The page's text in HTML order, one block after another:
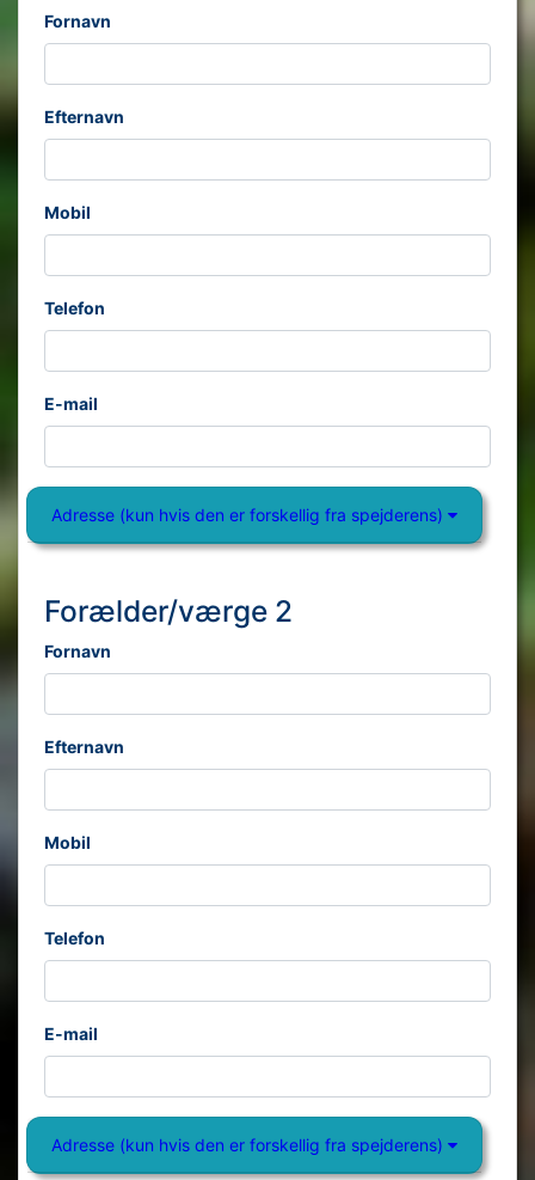
Fornavn
Efternavn
Mobil
Telefon
E-mail
Adresse (kun hvis den er forskellig fra spejderens)
Forælder/værge 2
Fornavn
Efternavn
Mobil
Telefon
E-mail
Adresse (kun hvis den er forskellig fra spejderens)